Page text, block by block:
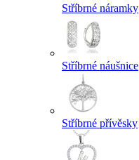
Stříbrné náramky
Stříbrné náušnice
Stříbrné přívěsky